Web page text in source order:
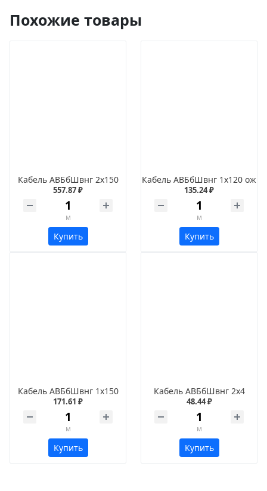
Похожие товары
Кабель АВБбШвнг 2х150
557.87 ₽
м
Купить
Кабель АВБбШвнг 1х120 ож
135.24 ₽
м
Купить
Кабель АВБбШвнг 1х150
171.61 ₽
м
Купить
Кабель АВБбШвнг 2х4
48.44 ₽
м
Купить